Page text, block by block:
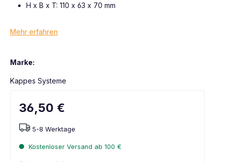
H x B x T: 110 x 63 x 70 mm
Mehr erfahren
Marke:
Kappes Systeme
36,50 €
5-8 Werktage
Kostenloser Versand ab 100 €